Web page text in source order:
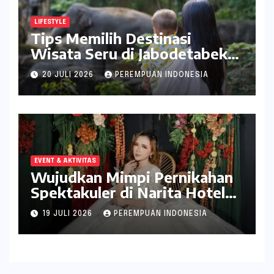
LIFESTYLE
Tips Memilih Destinasi
Wisata Seru di Jabodetabek
ala inDrive
20 JULI 2026 PEREMPUAN INDONESIA
EVENT & AKTIVITAS
Wujudkan Mimpi Pernikahan
Spektakuler di Narita Hotel
Surabaya
19 JULI 2026 PEREMPUAN INDONESIA